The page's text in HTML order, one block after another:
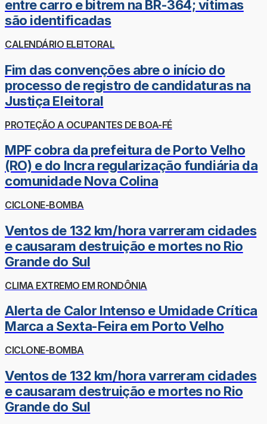
entre carro e bitrem na BR-364; vítimas
são identificadas
CALENDÁRIO ELEITORAL
Fim das convenções abre o início do
processo de registro de candidaturas na
Justiça Eleitoral
PROTEÇÃO A OCUPANTES DE BOA-FÉ
MPF cobra da prefeitura de Porto Velho
(RO) e do Incra regularização fundiária da
comunidade Nova Colina
CICLONE-BOMBA
Ventos de 132 km/hora varreram cidades
e causaram destruição e mortes no Rio
Grande do Sul
CLIMA EXTREMO EM RONDÔNIA
Alerta de Calor Intenso e Umidade Crítica
Marca a Sexta-Feira em Porto Velho
CICLONE-BOMBA
Ventos de 132 km/hora varreram cidades
e causaram destruição e mortes no Rio
Grande do Sul